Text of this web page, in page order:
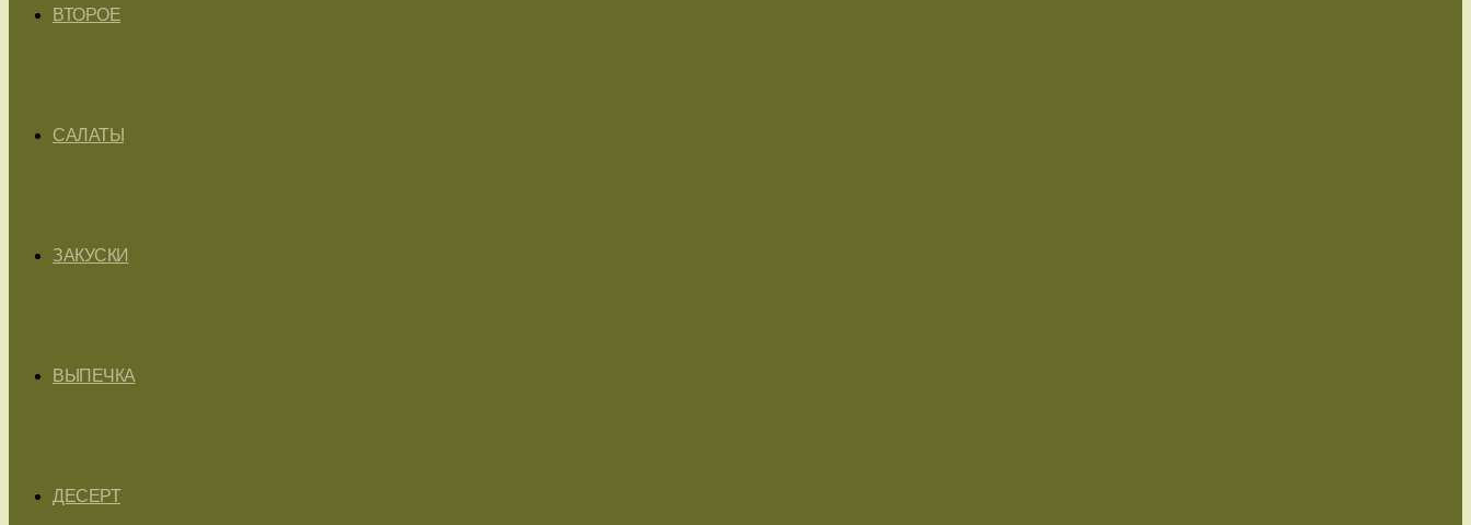
ВТОРОЕ
САЛАТЫ
ЗАКУСКИ
ВЫПЕЧКА
ДЕСЕРТ